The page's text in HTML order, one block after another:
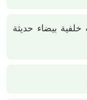
خلفية بيضاء حديثة